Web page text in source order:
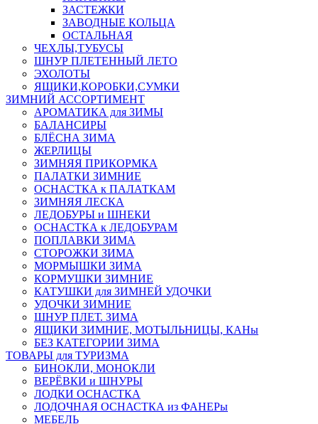
ЗАСТЕЖКИ
ЗАВОДНЫЕ КОЛЬЦА
ОСТАЛЬНАЯ
ЧЕХЛЫ,ТУБУСЫ
ШНУР ПЛЕТЕННЫЙ ЛЕТО
ЭХОЛОТЫ
ЯЩИКИ,КОРОБКИ,СУМКИ
ЗИМНИЙ АССОРТИМЕНТ
АРОМАТИКА для ЗИМЫ
БАЛАНСИРЫ
БЛЁСНА ЗИМА
ЖЕРЛИЦЫ
ЗИМНЯЯ ПРИКОРМКА
ПАЛАТКИ ЗИМНИЕ
ОСНАСТКА к ПАЛАТКАМ
ЗИМНЯЯ ЛЕСКА
ЛЕДОБУРЫ и ШНЕКИ
ОСНАСТКА к ЛЕДОБУРАМ
ПОПЛАВКИ ЗИМА
СТОРОЖКИ ЗИМА
МОРМЫШКИ ЗИМА
КОРМУШКИ ЗИМНИЕ
КАТУШКИ для ЗИМНЕЙ УДОЧКИ
УДОЧКИ ЗИМНИЕ
ШНУР ПЛЕТ. ЗИМА
ЯЩИКИ ЗИМНИЕ, МОТЫЛЬНИЦЫ, КАНы
БЕЗ КАТЕГОРИИ ЗИМА
ТОВАРЫ для ТУРИЗМА
БИНОКЛИ, МОНОКЛИ
ВЕРЁВКИ и ШНУРЫ
ЛОДКИ ОСНАСТКА
ЛОДОЧНАЯ ОСНАСТКА из ФАНЕРы
МЕБЕЛЬ